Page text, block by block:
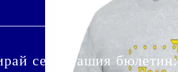
се за нашия бюлетин: